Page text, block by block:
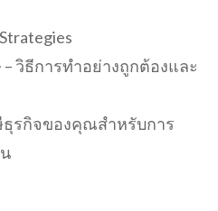
Strategies
วิธีการทำอย่างถูกต้องและ
รกิจของคุณสำหรับการ